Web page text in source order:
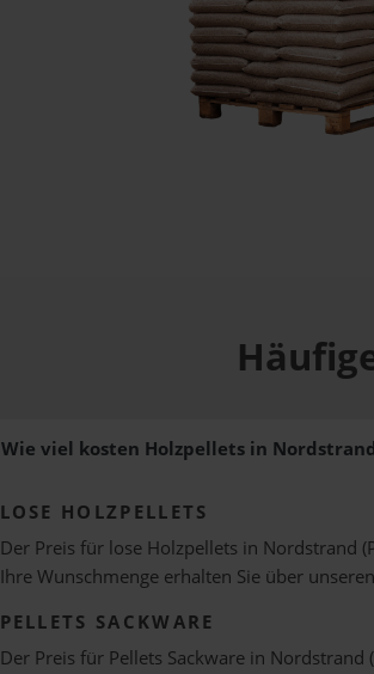
Wie viel kosten Holzpellets in
LOSE HOLZPELLETS
Der Preis für lose Holzpellets in Nordstrand
Ihre Wunschmenge erhalten Sie über unseren
PELLETS SACKWARE
Der Preis für Pellets Sackware in Nordstrand